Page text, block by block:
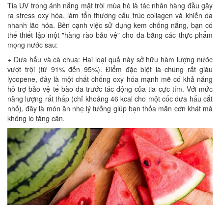
Tia UV trong ánh nắng mặt trời mùa hè là tác nhân hàng đầu gây
ra stress oxy hóa, làm tổn thương cấu trúc collagen và khiến da
nhanh lão hóa. Bên cạnh việc sử dụng kem chống nắng, bạn có
thể thiết lập một "hàng rào bảo vệ" cho da bằng các thực phẩm
mọng nước sau:
+ Dưa hấu và cà chua: Hai loại quả này sở hữu hàm lượng nước
vượt trội (từ 91% đến 95%). Điểm đặc biệt là chúng rất giàu
lycopene, đây là một chất chống oxy hóa mạnh mẽ có khả năng
hỗ trợ bảo vệ tế bào da trước tác động của tia cực tím. Với mức
năng lượng rất thấp (chỉ khoảng 46 kcal cho một cốc dưa hấu cắt
nhỏ), đây là món ăn nhẹ lý tưởng giúp bạn thỏa mãn cơn khát mà
không lo tăng cân.